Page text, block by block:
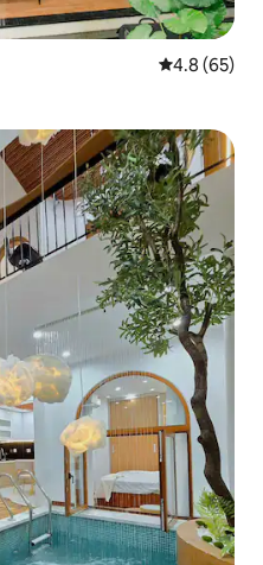
Calificación
4.8 (65)